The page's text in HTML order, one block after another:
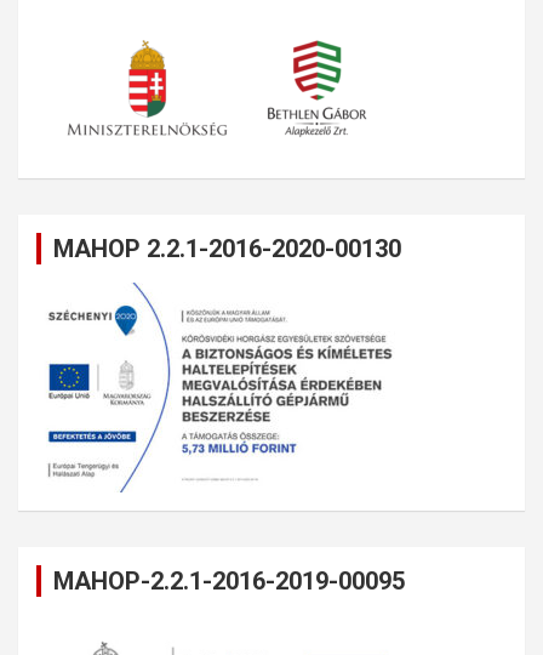
MAHOP 2.2.1-2016-2020-00130
MAHOP-2.2.1-2016-2019-00095